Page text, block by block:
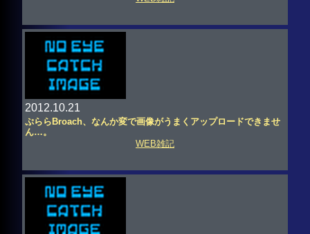
2012.10.21
ぷららBroach、なんか変で画像がうまくアップロードできませ
ん…。
WEB雑記